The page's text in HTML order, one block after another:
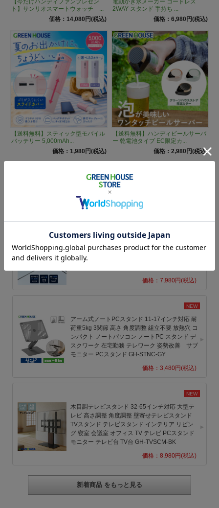
【今だけハンディファンプレゼン
ト】サンリオスマートウォッチ ...
価格：14,080円(税込)
電動かき氷メーカー コードレス
2WAY スタンド 手持ち ...
価格：6,980円(税込)
【送料無料】スティック型モバイル
バッテリー 5,000mAh...
価格：1,980円(税込)
【送料無料】ハンディビールサーバ
ー 乾電池タイプ EC限定カ...
価格：2,980円(税込)
おすすめ商品 をもっと見る
7in1 USB Type-C コンパクトドッキングステー
ション LANポート USB3.2 Gen1 4K 60Hz HDMI
映像出力 Switch 投影 テレビ投影 iPad Pro PD
価格：7,980円(税込)
NEW
アーム式ノートPCスタンド 11-17インチ対応 耐
荷重5kg 3関節 高さ 角度調整 組立不要 放熱穴 コ
ンパクト ノートパソコン ノートPC スタンド デ
スクワーク 在宅勤務 テレワーク 姿勢改善 サブ
モニター PCスタンド GH-STNC-GY
価格：3,480円(税込)
NEW
木目調テレビスタンド 32-65インチ対応 大型テ
レビ 高さ調整 角度調整 壁寄せテレビスタンド
TVスタンド テレビスタンド インテリア リビン
グ 寝室 会議室 オフィス TV テレビ PCスタンド
モニター テレビ台 TV台 GH-TVSCM-BK
価格：8,980円(税込)
新着商品 をもっと見る